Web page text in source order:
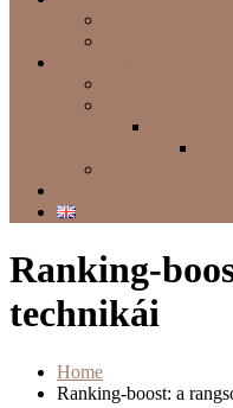
Ranking-
technikái
Home
Ranking-boost: a